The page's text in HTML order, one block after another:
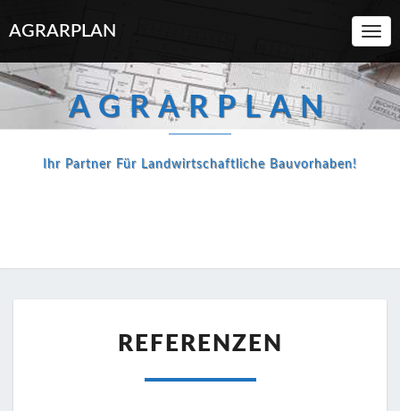
AGRARPLAN
AGRARPLAN
Ihr Partner Für Landwirtschaftliche Bauvorhaben!
REFERENZEN